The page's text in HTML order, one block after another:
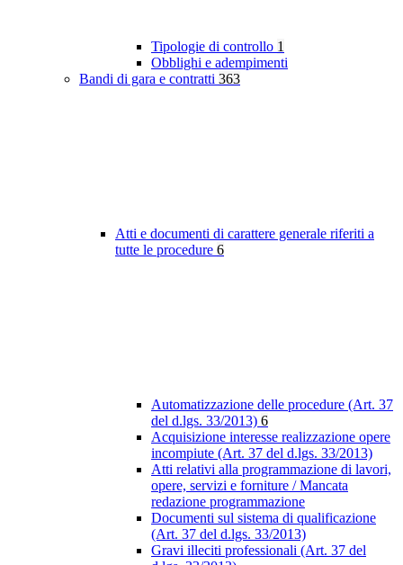
Tipologie di controllo 1
Obblighi e adempimenti
Bandi di gara e contratti 363
Atti e documenti di carattere generale riferiti a
tutte le procedure 6
Automatizzazione delle procedure (Art. 37
del d.lgs. 33/2013) 6
Acquisizione interesse realizzazione opere
incompiute (Art. 37 del d.lgs. 33/2013)
Atti relativi alla programmazione di lavori,
opere, servizi e forniture / Mancata
redazione programmazione
Documenti sul sistema di qualificazione
(Art. 37 del d.lgs. 33/2013)
Gravi illeciti professionali (Art. 37 del